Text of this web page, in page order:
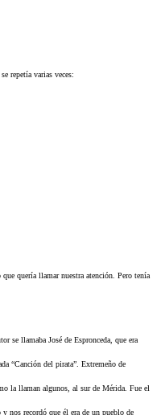
repetía varias veces:
quería llamar nuestra atención. Pero tenía
se llamaba José de Espronceda, que era
“Canción del pirata”. Extremeño de
la llaman algunos, al sur de Mérida. Fue el
nos recordó que él era de un pueblo de